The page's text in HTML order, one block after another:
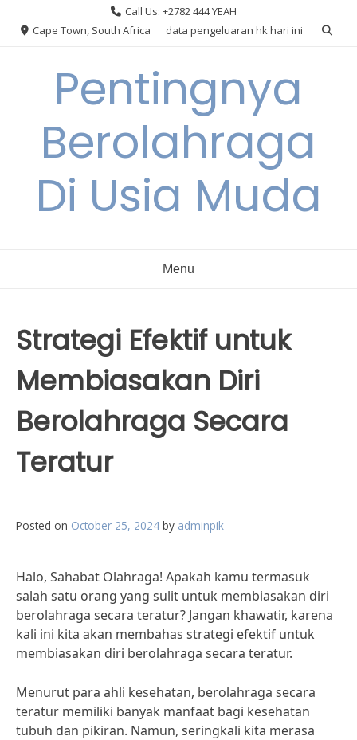
Call Us: +2782 444 YEAH
Cape Town, South Africa
data pengeluaran hk hari ini
Pentingnya
Berolahraga
Di Usia Muda
Menu
Strategi Efektif untuk
Membiasakan Diri
Berolahraga Secara
Teratur
Posted on October 25, 2024 by adminpik
Halo, Sahabat Olahraga! Apakah kamu termasuk
salah satu orang yang sulit untuk membiasakan diri
berolahraga secara teratur? Jangan khawatir, karena
kali ini kita akan membahas strategi efektif untuk
membiasakan diri berolahraga secara teratur.
Menurut para ahli kesehatan, berolahraga secara
teratur memiliki banyak manfaat bagi kesehatan
tubuh dan pikiran. Namun, seringkali kita merasa